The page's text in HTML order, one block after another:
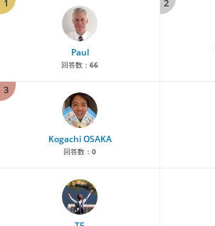
1
Paul
回答数： 66
2
3
Kogachi OSAKA
回答数： 0